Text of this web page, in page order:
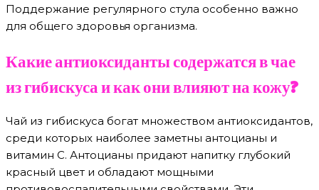
Поддержание регулярного стула особенно важно
для общего здоровья организма.
Какие антиоксиданты содержатся в чае
из гибискуса и как они влияют на кожу?
Чай из гибискуса богат множеством антиоксидантов,
среди которых наиболее заметны антоцианы и
витамин C. Антоцианы придают напитку глубокий
красный цвет и обладают мощными